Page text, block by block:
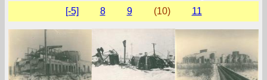
[-5] 8 9 (10) 11